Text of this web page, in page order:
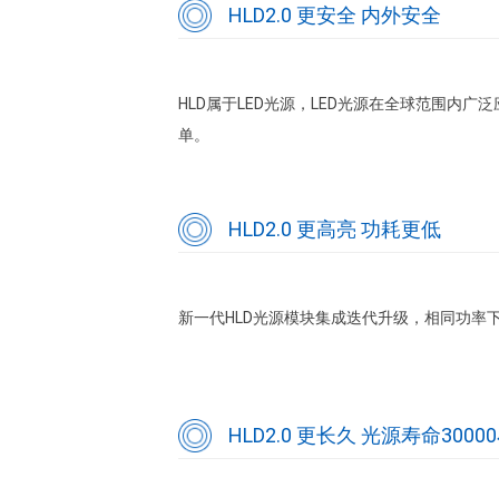
HLD2.0 更安全 内外安全
HLD属于LED光源，LED光源在全球范围内广
单。
HLD2.0 更高亮 功耗更低
新一代HLD光源模块集成迭代升级，相同功率
HLD2.0 更长久 光源寿命